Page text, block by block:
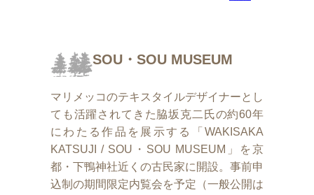
SOU・SOU MUSEUM
マリメッコのテキスタイルデザイナーとし
ても活躍されてきた脇坂克二氏の約60年
にわたる作品を展示する「WAKISAKA
KATSUJI / SOU・SOU MUSEUM」を京
都・下鴨神社近くの古民家に開設。事前申
込制の期間限定内覧会を予定（一般公開は